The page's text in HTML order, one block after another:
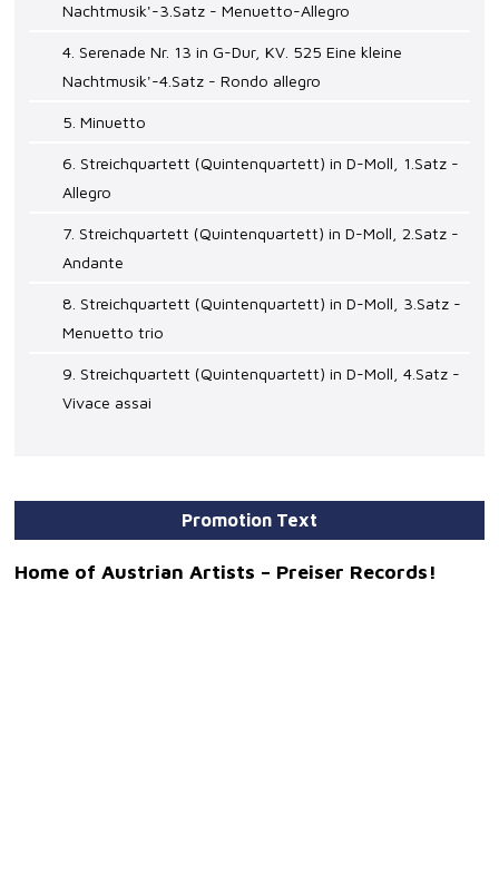
Nachtmusik'-3.Satz - Menuetto-Allegro
4. Serenade Nr. 13 in G-Dur, KV. 525 Eine kleine
Nachtmusik'-4.Satz - Rondo allegro
5. Minuetto
6. Streichquartett (Quintenquartett) in D-Moll, 1.Satz -
Allegro
7. Streichquartett (Quintenquartett) in D-Moll, 2.Satz -
Andante
8. Streichquartett (Quintenquartett) in D-Moll, 3.Satz -
Menuetto trio
9. Streichquartett (Quintenquartett) in D-Moll, 4.Satz -
Vivace assai
Promotion Text
Home of Austrian Artists – Preiser Records!